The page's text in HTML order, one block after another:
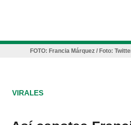
FOTO: Francia Márquez / Foto:
VIRALES